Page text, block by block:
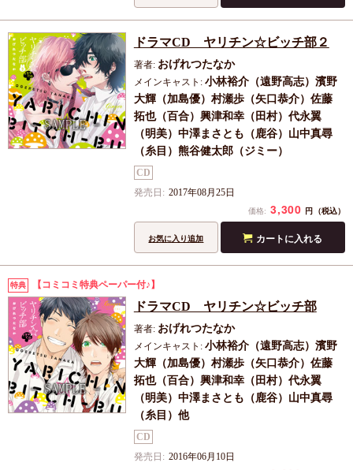
ドラマCD ヤリチン☆ビッチ部２
著者: おげれつたなか
メインキャスト: 小林裕介（遠野高志）濱野
大輝（加島優）村瀬歩（矢口恭介）佐藤
拓也（百合）興津和幸（田村）代永翼
（明美）中澤まさとも（鹿谷）山中真尋
（糸目）熊谷健太郎（ジミー）
CD
発売日: 2017年08月25日
価格: 3,300 円 （税込）
カートに入れる
お気に入り追加
特典 【コミコミ特典ペーパー付♪】
ドラマCD ヤリチン☆ビッチ部
著者: おげれつたなか
メインキャスト: 小林裕介（遠野高志）濱野
大輝（加島優）村瀬歩（矢口恭介）佐藤
拓也（百合）興津和幸（田村）代永翼
（明美）中澤まさとも（鹿谷）山中真尋
（糸目）他
CD
発売日: 2016年06月10日